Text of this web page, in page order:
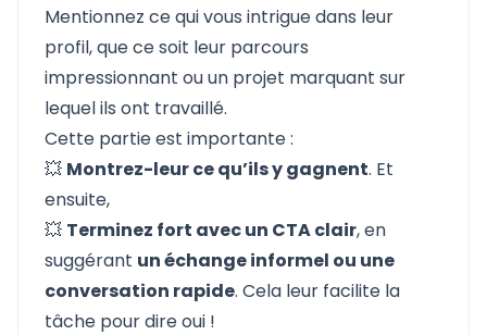
Mentionnez ce qui vous intrigue dans leur
profil, que ce soit leur parcours
impressionnant ou un projet marquant sur
lequel ils ont travaillé.
Cette partie est importante :
💥 Montrez-leur ce qu’ils y gagnent. Et
ensuite,
💥 Terminez fort avec un CTA clair, en
suggérant un échange informel ou une
conversation rapide. Cela leur facilite la
tâche pour dire oui !